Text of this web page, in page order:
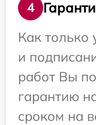
4
Как только
и
работ Вы
гарантию
сроком на